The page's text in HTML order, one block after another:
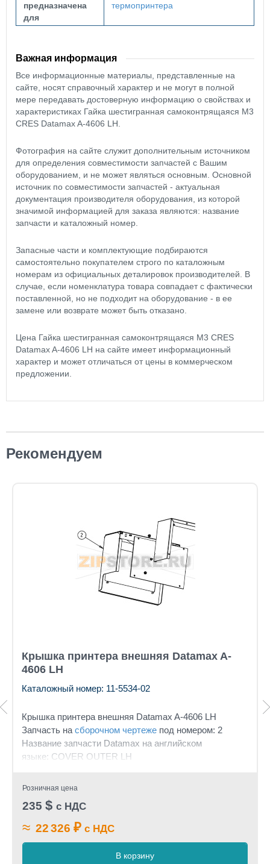
предназначена
для
термопринтера
Важная информация
Все информационные материалы, представленные на
сайте, носят справочный характер и не могут в полной
мере передавать достоверную информацию о свойствах и
характеристиках Гайка шестигранная самоконтрящаяся М3
CRES Datamax A-4606 LH.
Фотография на сайте служит дополнительным источником
для определения совместимости запчастей с Вашим
оборудованием, и не может являться основным. Основной
источник по совместимости запчастей - актуальная
документация производителя оборудования, из которой
значимой информацией для заказа являются: название
запчасти и каталожный номер.
Запасные части и комплектующие подбираются
самостоятельно покупателем строго по каталожным
номерам из официальных деталировок производителей. В
случае, если номенклатура товара совпадает с фактически
поставленной, но не подходит на оборудование - в ее
замене или возврате может быть отказано.
Цена Гайка шестигранная самоконтрящаяся М3 CRES
Datamax A-4606 LH на сайте имеет информационный
характер и может отличаться от цены в коммерческом
предложении.
Рекомендуем
Крышка принтера внешняя Datamax A-
4606 LH
Каталожный номер: 11-5534-02
Крышка принтера внешняя Datamax A-4606 LH
Запчасть на сборочном чертеже под номером: 2
Название запчасти Datamax на английском
языке: COVER OUTER LH
Розничная цена
235 $ с НДС
≈ 22 326 ₽ с НДС
В корзину